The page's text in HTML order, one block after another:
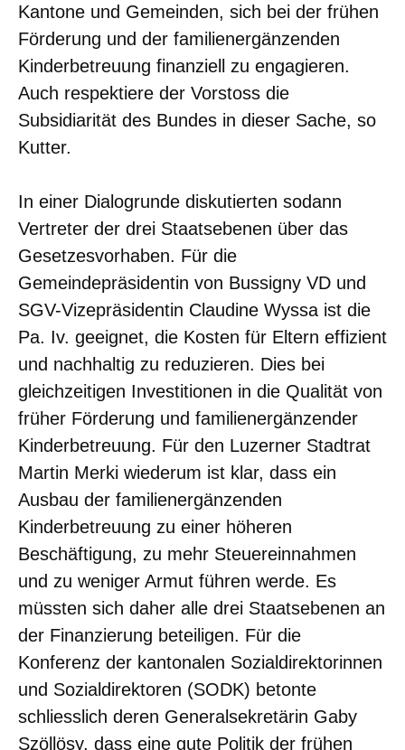
Kantone und Gemeinden, sich bei der frühen
Förderung und der familienergänzenden
Kinderbetreuung finanziell zu engagieren.
Auch respektiere der Vorstoss die
Subsidiarität des Bundes in dieser Sache, so
Kutter.
In einer Dialogrunde diskutierten sodann
Vertreter der drei Staatsebenen über das
Gesetzesvorhaben. Für die
Gemeindepräsidentin von Bussigny VD und
SGV-Vizepräsidentin Claudine Wyssa ist die
Pa. Iv. geeignet, die Kosten für Eltern effizient
und nachhaltig zu reduzieren. Dies bei
gleichzeitigen Investitionen in die Qualität von
früher Förderung und familienergänzender
Kinderbetreuung. Für den Luzerner Stadtrat
Martin Merki wiederum ist klar, dass ein
Ausbau der familienergänzenden
Kinderbetreuung zu einer höheren
Beschäftigung, zu mehr Steuereinnahmen
und zu weniger Armut führen werde. Es
müssten sich daher alle drei Staatsebenen an
der Finanzierung beteiligen. Für die
Konferenz der kantonalen Sozialdirektorinnen
und Sozialdirektoren (SODK) betonte
schliesslich deren Generalsekretärin Gaby
Szöllösy, dass eine gute Politik der frühen